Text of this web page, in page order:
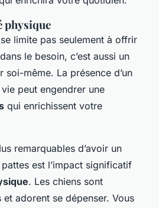
physique
limite pas seulement à offrir
le besoin, c’est aussi un
même. La présence d’un
peut engendrer une
qui enrichissent votre
remarquables d’avoir un
est l’impact significatif
. Les chiens sont
et adorent se dépenser. Vous